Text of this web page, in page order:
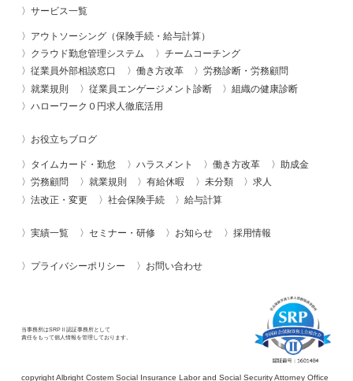
サービス一覧
アウトソーシング（保険手続・給与計算）
クラウド勤怠管理システム
チームコーチング
従業員外部相談窓口
働き方改革
労務診断・労務顧問
就業規則
従業員エンゲージメント診断
組織の健康診断
ハローワーク０円求人徹底活用
お役立ちブログ
タイムカード・勤怠 ハラスメント 働き方改革
助成金
労務顧問
就業規則 有給休暇 未分類
求人
法改正・変更
社会保険手続 給与計算
実績一覧 セミナー・研修 お知らせ 採用情報
プライバシーポリシー お問い合わせ
当事務所はSRPⅡ認証事務所として
責任をもって個人情報を管理しております。
copyright Albright Costem Social Insurance Labor and Social Security Attorney Office